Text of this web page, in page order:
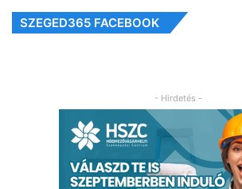
SZEGED365 FACEBOOK
- Hirdetés -